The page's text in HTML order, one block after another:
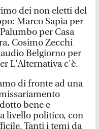
dei non eletti del
Marco Sapia per
per Casa
Cosimo Zecchi
Belgiorno per
L'Alternativa c'è.
di fronte ad una
bene e
livello politico, con
Tanti i temi da